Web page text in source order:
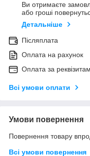
Ви отримаєте
або гроші
Детальніше
Післяплата
Оплата на рахунок
Оплата за
Всі умови оплати
Умови повернення
Повернення товару
Всі умови повернення